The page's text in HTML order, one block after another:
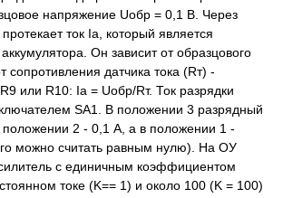
напряжение Uобр = 0,1 В. Через
ток Iа, который является
Он зависит от образцового
сопротивления датчика тока (Rт) -
или R10: Iа = Uобр/Rт. Ток разрядки
SA1. В положении 3 разрядный
положении 2 - 0,1 А, а в положении 1 -
можно считать равным нулю). На ОУ
с единичным коэффициентом
токе (K== 1) и около 100 (K = 100)